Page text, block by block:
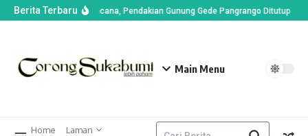
Berita Terbaru
di Alun-alun Suryakencana, Pendakian Gunung Gede Pangrango Ditutup
Main Menu
Home
Laman